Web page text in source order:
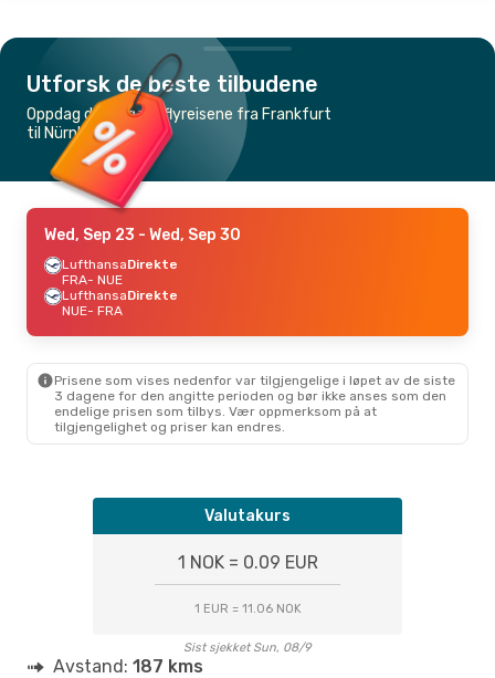
Utforsk de beste tilbudene
Oppdag de billigste flyreisene fra Frankfurt
til Nürnberg
Wed, Sep 23 - Wed, Sep 30
LufthansaDirekte
FRA- NUE
LufthansaDirekte
NUE- FRA
Prisene som vises nedenfor var tilgjengelige i løpet av de siste
3 dagene for den angitte perioden og bør ikke anses som den
endelige prisen som tilbys. Vær oppmerksom på at
tilgjengelighet og priser kan endres.
Valutakurs
1 NOK = 0.09 EUR
1 EUR = 11.06 NOK
Sist sjekket Sun, 08/9
Avstand: 187 kms